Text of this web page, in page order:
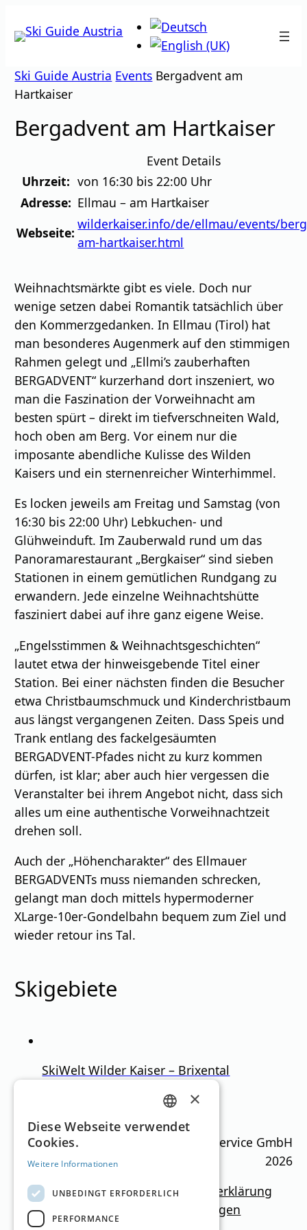
Inhalt
Ski Guide Austria Events Bergadvent am
Hartkaiser
Bergadvent am Hartkaiser
Event Details
Uhrzeit: von 16:30 bis 22:00 Uhr
Adresse: Ellmau – am Hartkaiser
Webseite:
wilderkaiser.info/de/ellmau/events/
am-hartkaiser.html
Weihnachtsmärkte gibt es viele. Doch nur
wenige setzen dabei Romantik tatsächlich über
den Kommerzgedanken. In Ellmau (Tirol) hat
man besonderes Augenmerk auf den stimmigen
Rahmen gelegt und „Ellmi’s zauberhaften
BERGADVENT“ kurzerhand dort inszeniert, wo
man die Faszination der Vorweihnacht am
besten spürt – direkt im tiefverschneiten Wald,
hoch oben am Berg. Vor einem nur die
imposante abendliche Kulisse des Wilden
Kaisers und ein sternenreicher Winterhimmel.
Es locken jeweils am Freitag und Samstag (von
16:30 bis 22:00 Uhr) Lebkuchen- und
Glühweinduft. Im Zauberwald rund um das
Panoramarestaurant „Bergkaiser“ sind sieben
Stationen in einem gemütlichen Rundgang zu
erwandern. Jede einzelne Weihnachtshütte
fasziniert dabei auf ihre ganz eigene Weise.
„Engelsstimmen & Weihnachtsgeschichten“
lautet etwa der hinweisgebende Titel einer
Station. Bei einer nächsten finden die Besucher
etwa Christbaumschmuck und Kinderchristbaum
aus längst vergangenen Zeiten. Dass Speis und
Trank entlang des fackelgesäumten
BERGADVENT-Pfades nicht zu kurz kommen
dürfen, ist klar; aber auch hier vergessen die
Veranstalter bei ihrem Angebot nicht, dass sich
alles um eine authentische Vorweihnachtzeit
drehen soll.
Auch der „Höhencharakter“ des Ellmauer
BERGADVENTs muss niemanden schrecken,
gelangt man doch mittels hypermoderner
XLarge-10er-Gondelbahn bequem zum Ziel und
wieder retour ins Tal.
Skigebiete
SkiWelt Wilder Kaiser – Brixental
Ski Guide Austria © MN Anzeigenservice GmbH
2026
ImpressumMediadatenDatenschutzerklärung
Newsletter
Cookie-Einstellungen
GERMAN
×
Diese Webseite verwendet
Cookies.
Weitere Informationen
UNBEDINGT ERFORDERLICH
PERFORMANCE